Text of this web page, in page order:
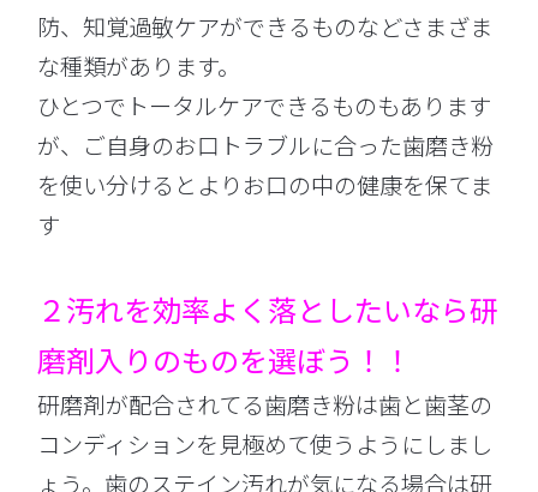
防、知覚過敏ケアができるものなどさまざま
な種類があります。
ひとつでトータルケアできるものもあります
が、ご自身のお口トラブルに合った歯磨き粉
を使い分けるとよりお口の中の健康を保てま
す
２汚れを効率よく落としたいなら研
磨剤入りのものを選ぼう！！
研磨剤が配合されてる歯磨き粉は歯と歯茎の
コンディションを見極めて使うようにしまし
ょう。歯のステイン汚れが気になる場合は研